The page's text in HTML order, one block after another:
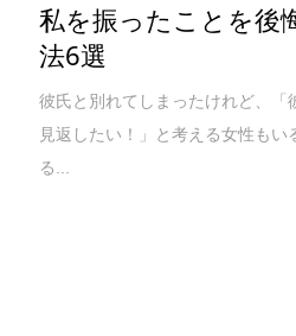
私を振ったことを後
法6選
彼氏と別れてしまったけれど、「
見返したい！」と考える女性も
る...